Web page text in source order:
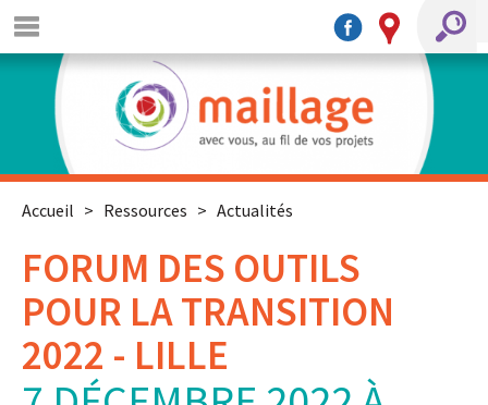
Accueil > Ressources > Actualités
FORUM DES OUTILS
POUR LA TRANSITION
2022 - LILLE